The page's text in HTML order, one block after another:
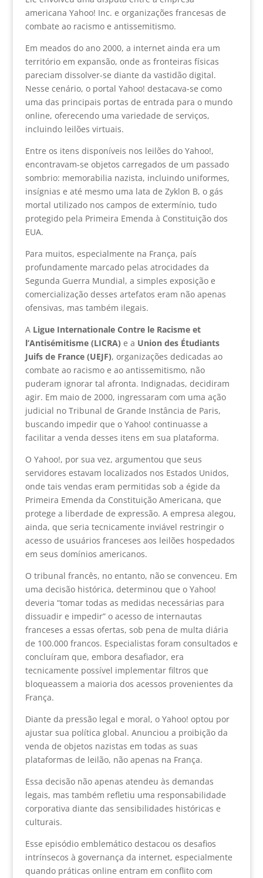
americana Yahoo! Inc. e organizações francesas de
combate ao racismo e antissemitismo.
Em meados do ano 2000, a internet ainda era um
território em expansão, onde as fronteiras físicas
pareciam dissolver-se diante da vastidão digital.
Nesse cenário, o portal Yahoo! destacava-se como
uma das principais portas de entrada para o mundo
online, oferecendo uma variedade de serviços,
incluindo leilões virtuais.
Entre os itens disponíveis nos leilões do Yahoo!,
encontravam-se objetos carregados de um passado
sombrio: memorabilia nazista, incluindo uniformes,
insígnias e até mesmo uma lata de Zyklon B, o gás
mortal utilizado nos campos de extermínio, tudo
protegido pela Primeira Emenda à Constituição dos
EUA.
Para muitos, especialmente na França, país
profundamente marcado pelas atrocidades da
Segunda Guerra Mundial, a simples exposição e
comercialização desses artefatos eram não apenas
ofensivas, mas também ilegais.
A Ligue Internationale Contre le Racisme et
l’Antisémitisme (LICRA) e a Union des Étudiants
Juifs de France (UEJF), organizações dedicadas ao
combate ao racismo e ao antissemitismo, não
puderam ignorar tal afronta. Indignadas, decidiram
agir. Em maio de 2000, ingressaram com uma ação
judicial no Tribunal de Grande Instância de Paris,
buscando impedir que o Yahoo! continuasse a
facilitar a venda desses itens em sua plataforma.
O Yahoo!, por sua vez, argumentou que seus
servidores estavam localizados nos Estados Unidos,
onde tais vendas eram permitidas sob a égide da
Primeira Emenda da Constituição Americana, que
protege a liberdade de expressão. A empresa alegou,
ainda, que seria tecnicamente inviável restringir o
acesso de usuários franceses aos leilões hospedados
em seus domínios americanos.
O tribunal francês, no entanto, não se convenceu. Em
uma decisão histórica, determinou que o Yahoo!
deveria “tomar todas as medidas necessárias para
dissuadir e impedir” o acesso de internautas
franceses a essas ofertas, sob pena de multa diária
de 100.000 francos. Especialistas foram consultados e
concluíram que, embora desafiador, era
tecnicamente possível implementar filtros que
bloqueassem a maioria dos acessos provenientes da
França.
Diante da pressão legal e moral, o Yahoo! optou por
ajustar sua política global. Anunciou a proibição da
venda de objetos nazistas em todas as suas
plataformas de leilão, não apenas na França.
Essa decisão não apenas atendeu às demandas
legais, mas também refletiu uma responsabilidade
corporativa diante das sensibilidades históricas e
culturais.
Esse episódio emblemático destacou os desafios
intrínsecos à governança da internet, especialmente
quando práticas online entram em conflito com